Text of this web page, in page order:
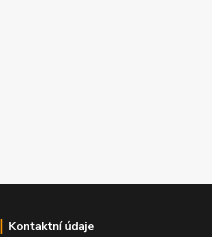
Kontaktní údaje